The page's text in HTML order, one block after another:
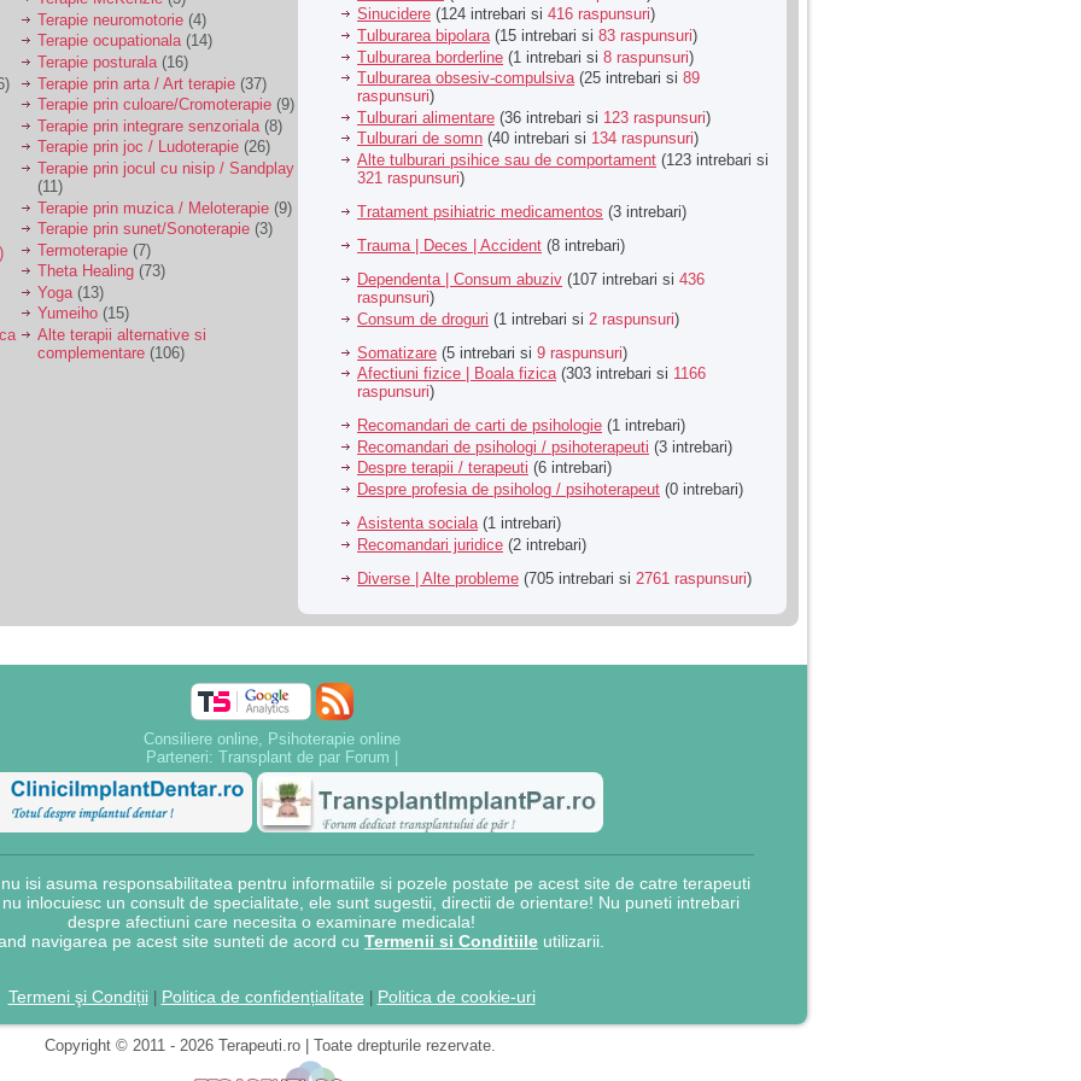
Terapie neuromotorie (4)
Terapie ocupationala(14)
Terapie posturala (16)
Terapie prin arta / Art terapie (37)
Terapie prin culoare/Cromoterapie (9)
Terapie prin integrare senzoriala (8)
Terapie prin joc / Ludoterapie (26)
Terapie prin jocul cu nisip / Sandplay
(11)
Terapie prin muzica / Meloterapie (9)
Terapie prin sunet/Sonoterapie (3)
Termoterapie (7)
Theta Healing (73)
Yoga (13)
Yumeiho (15)
Alte terapii alternative si
complementare (106)
Sinucidere (124 intrebari si 416 raspunsuri)
Tulburarea bipolara(15 intrebari si 83 raspunsuri)
Tulburarea borderline (1 intrebari si 8 raspunsuri)
Tulburarea obsesiv-compulsiva(25 intrebari si 89
raspunsuri)
Tulburari alimentare (36 intrebari si 123 raspunsuri)
Tulburari de somn (40 intrebari si 134 raspunsuri)
Alte tulburari psihice sau de comportament (123 intrebari si
321 raspunsuri)
Tratament psihiatric medicamentos (3 intrebari)
Trauma | Deces | Accident (8 intrebari)
Dependenta | Consum abuziv (107 intrebari si 436
raspunsuri)
Consum de droguri (1 intrebari si 2 raspunsuri)
Somatizare (5 intrebari si 9 raspunsuri)
Afectiuni fizice | Boala fizica(303 intrebari si 1166
raspunsuri)
Recomandari de carti de psihologie (1 intrebari)
Recomandari de psihologi / psihoterapeuti (3 intrebari)
Despre terapii / terapeuti (6 intrebari)
Despre profesia de psiholog / psihoterapeut (0 intrebari)
Asistenta sociala (1 intrebari)
Recomandari juridice (2 intrebari)
Diverse | Alte probleme (705 intrebari si 2761 raspunsuri)
Consiliere online, Psihoterapie online
Parteneri: Transplant de par Forum
isi asuma responsabilitatea pentru informatiile si pozele postate pe acest site de catre terapeuti
inlocuiesc un consult de specialitate, ele sunt sugestii, directii de orientare! Nu puneti intrebari
despre afectiuni care necesita o examinare medicala!
navigarea pe acest site sunteti de acord cu Termenii si Conditiile utilizarii.
Termeni şi Condiții| Politica de confidențialitate Politica de cookie-uri
Copyright © 2011 - 2026 Terapeuti.ro | Toate drepturile rezervate.